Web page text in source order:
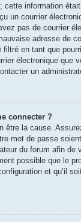
cette information
un courrier
pas de courrier
adresse de
filtré en tant que
électronique que
un
connecter ?
être la cause.
mot de passe
du forum afin de
possible que le
et qu’il